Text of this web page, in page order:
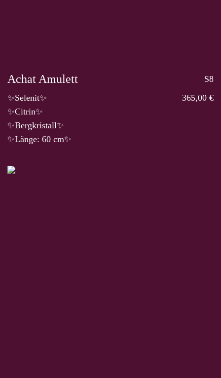
Achat Amulett
S8
✨Selenit✨
✨Citrin✨
✨Bergkristall✨
✨Länge: 60 cm✨
365,00 €